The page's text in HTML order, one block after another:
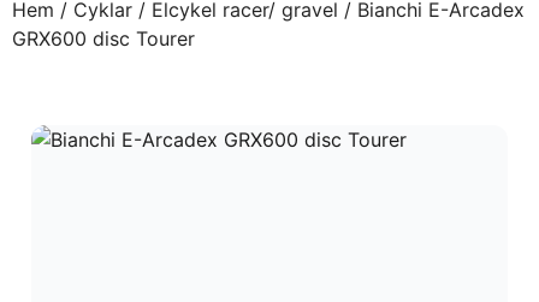
Hem / Cyklar / Elcykel racer/ gravel / Bianchi E-Arcadex
GRX600 disc Tourer